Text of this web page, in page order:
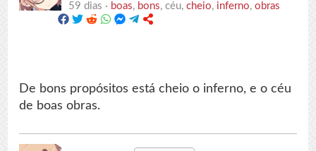
59 dias · boas, bons, céu,cheio, inferno,obras
De bons propósitos está cheio o inferno, e o céu
de boas obras.